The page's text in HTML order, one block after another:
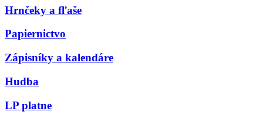
Hrnčeky a fľaše
Papiernictvo
Zápisníky a kalendáre
Hudba
LP platne